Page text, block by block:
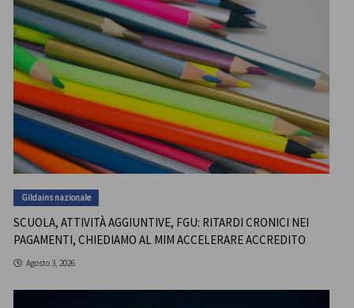
Gildains nazionale
SCUOLA, ATTIVITÀ AGGIUNTIVE, FGU: RITARDI CRONICI NEI
PAGAMENTI, CHIEDIAMO AL MIM ACCELERARE ACCREDITO
Agosto 3, 2026